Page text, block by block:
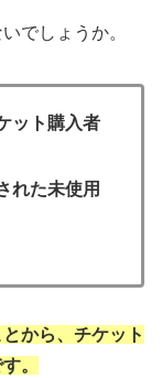
でしょうか。
ット購入者
れた未使用
から、チケット
。